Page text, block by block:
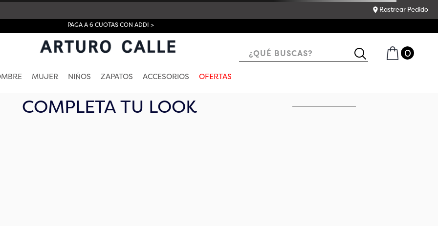
Rastrear Pedido
PAGA A 6 CUOTAS CON ADDI >
¿QUÉ BUSCAS?
MUJER NIÑOS ZAPATOS ACCESORIOS OFERTAS
COMPLETA TU LOOK